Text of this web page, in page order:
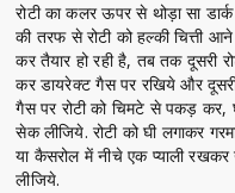
रोटी का कलर ऊपर से थोड़ा सा
की तरफ से रोटी को हल्की चित्ती
कर तैयार हो रही है, तब तक दूसरी
कर डायरेक्ट गैस पर रखिये और
गैस पर रोटी को चिमटे से पकड़ कर,
सेक लीजिये. रोटी को घी लगाकर
या कैसरोल में नीचे एक प्याली
लीजिये.